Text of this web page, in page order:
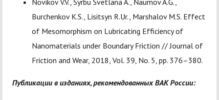
Novikov V.V., Syrbu Svetlana A., Naumov A.G.,
Burchenkov K.S., Lisitsyn R.Ur., Marshalov M.S. Effect
of Mesomorphism on Lubricating Efficiency of
Nanomaterials under Boundary Friction // Journal of
Friction and Wear, 2018, Vol. 39, No. 5, pp. 376–380.
Публикации в изданиях, рекомендованных ВАК России: